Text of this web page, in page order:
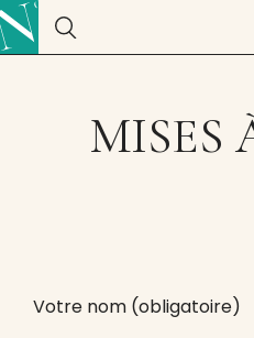
MISES
Votre nom (obligatoire)